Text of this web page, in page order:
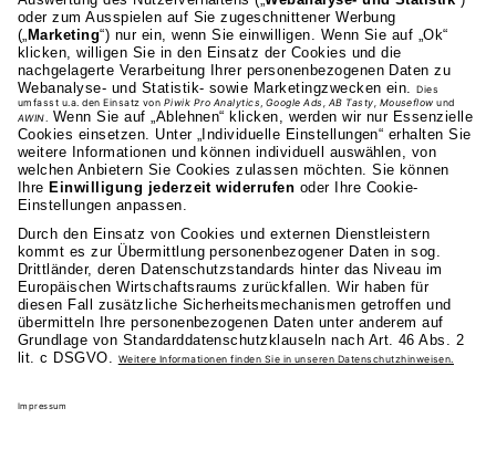
70191 Stuttgart
0711 81495-400
Studienangebot
Fakultäten
AKAD